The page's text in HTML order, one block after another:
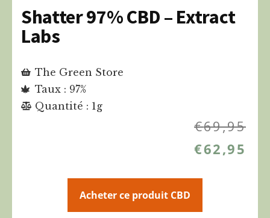
Shatter 97% CBD – Extract
Labs
The Green Store
Taux : 97%
Quantité : 1g
€69,95
€62,95
Acheter ce produit CBD